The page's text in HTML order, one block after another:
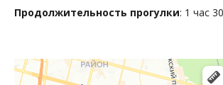
Продолжительность прогулки: 1 час
Санкт‑Петербург
Яндекс Карты — транспорт, навигация, поиск